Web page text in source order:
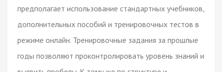
предполагает использование стандартных учебников,
дополнительных пособий и тренировочных тестов в
режиме онлайн. Тренировочные задания за прошлые
годы позволяют проконтролировать уровень знаний и